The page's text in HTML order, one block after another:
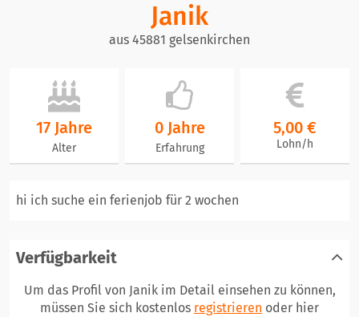
Janik
aus 45881 gelsenkirchen
17 Jahre
Alter
0 Jahre
Erfahrung
5,00 €
Lohn/h
hi ich suche ein ferienjob für 2 wochen
Verfügbarkeit
Um das Profil von Janik im Detail einsehen zu können,
müssen Sie sich kostenlos registrieren oder hier